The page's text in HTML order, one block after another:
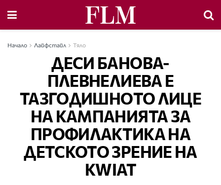
Начало Лайфстайл Тяло
ДЕСИ БАНОВА-
ПЛЕВНЕЛИЕВА E
ТАЗГОДИШНOТО ЛИЦЕ
НА КАМПАНИЯТА ЗА
ПРОФИЛАКТИКА НА
ДЕТСКОТО ЗРЕНИЕ НА
KWIAT